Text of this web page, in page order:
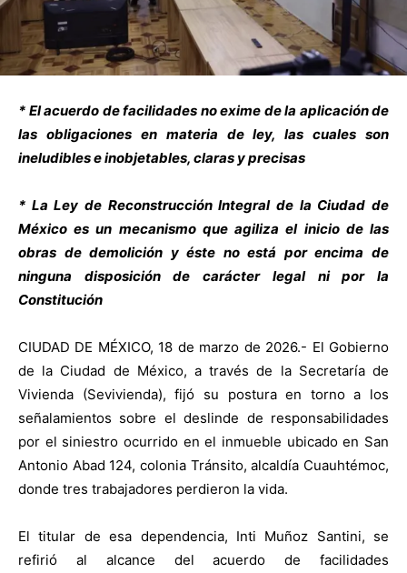
* El acuerdo de facilidades no exime de la aplicación de
las obligaciones en materia de ley, las cuales son
ineludibles e inobjetables, claras y precisas
* La Ley de Reconstrucción Integral de la Ciudad de
México es un mecanismo que agiliza el inicio de las
obras de demolición y éste no está por encima de
ninguna disposición de carácter legal ni por la
Constitución
CIUDAD DE MÉXICO, 18 de marzo de 2026.- El Gobierno
de la Ciudad de México, a través de la Secretaría de
Vivienda (Sevivienda), fijó su postura en torno a los
señalamientos sobre el deslinde de responsabilidades
por el siniestro ocurrido en el inmueble ubicado en San
Antonio Abad 124, colonia Tránsito, alcaldía Cuauhtémoc,
donde tres trabajadores perdieron la vida.
El titular de esa dependencia, Inti Muñoz Santini, se
refirió al alcance del acuerdo de facilidades